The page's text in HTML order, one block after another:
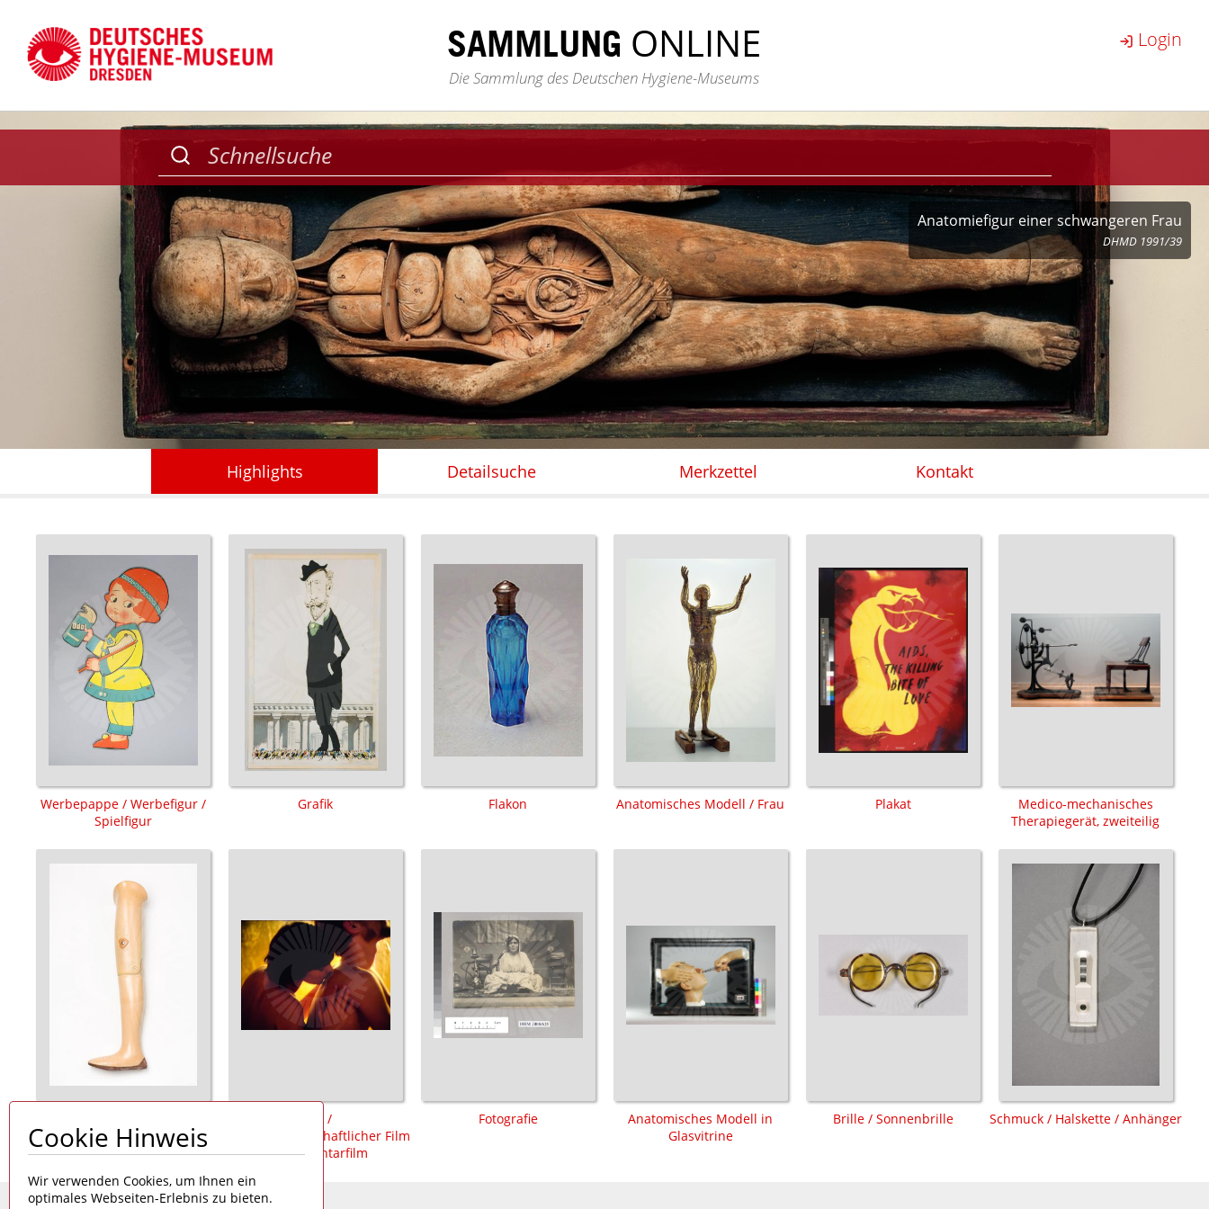
SAMMLUNG ONLINE
Die Sammlung des Deutschen Hygiene-Museums
Login
Anatomiefigur einer schwangeren Frau
DHMD 1991/39
Highlights Detailsuche Merkzettel Kontakt
Werbepappe / Werbefigur /
Spielfigur
Grafik Flakon Anatomisches Modell / Frau Plakat
Medico-mechanisches
Therapiegerät, zweiteilig
Oberschenkelprothese /
Badeprothese
Film /
populärwissenschaftlicher Film
/ Dokumentarfilm
Fotografie
Anatomisches Modell in
Glasvitrine
Brille / Sonnenbrille Schmuck / Halskette / Anhänger
Cookie Hinweis
Wir verwenden Cookies, um Ihnen ein
optimales Webseiten-Erlebnis zu bieten.